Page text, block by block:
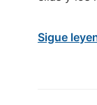
Sigue